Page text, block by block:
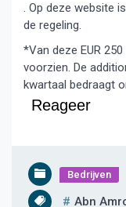
. Op deze website
de regeling.
*Van deze EUR
voorzien. De
kwartaal bedraagt
Reageer
Bedrijven
Abn